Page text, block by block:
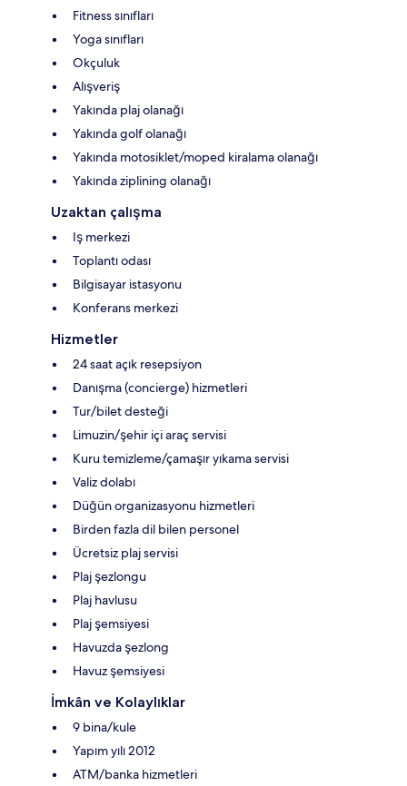
Fitness sınıfları
Yoga sınıfları
Okçuluk
Alışveriş
Yakında plaj olanağı
Yakında golf olanağı
Yakında motosiklet/moped kiralama olanağı
Yakında ziplining olanağı
Uzaktan çalışma
Iş merkezi
Toplantı odası
Bilgisayar istasyonu
Konferans merkezi
Hizmetler
24 saat açık resepsiyon
Danışma (concierge) hizmetleri
Tur/bilet desteği
Limuzin/şehir içi araç servisi
Kuru temizleme/çamaşır yıkama servisi
Valiz dolabı
Düğün organizasyonu hizmetleri
Birden fazla dil bilen personel
Ücretsiz plaj servisi
Plaj şezlongu
Plaj havlusu
Plaj şemsiyesi
Havuzda şezlong
Havuz şemsiyesi
İmkân ve Kolaylıklar
9 bina/kule
Yapım yılı 2012
ATM/banka hizmetleri